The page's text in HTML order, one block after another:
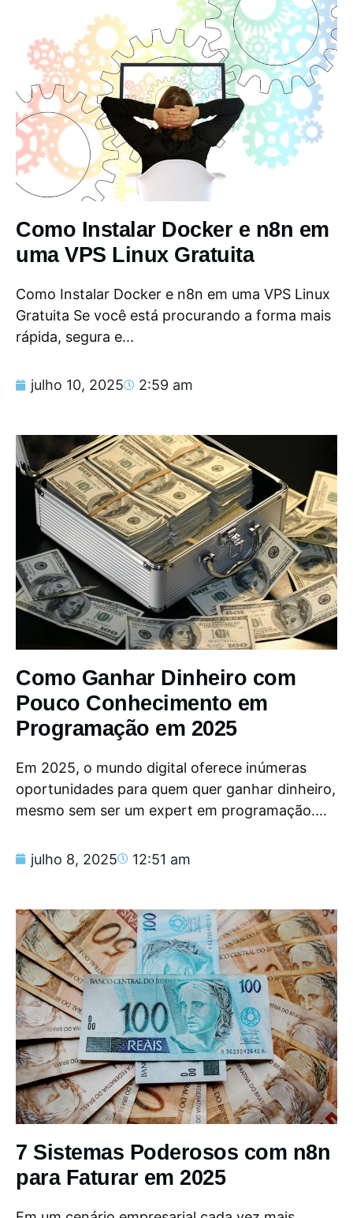
Como Instalar Docker e n8n em
uma VPS Linux Gratuita
Como Instalar Docker e n8n em uma VPS Linux
Gratuita Se você está procurando a forma mais
rápida, segura e...
julho 10, 2025 2:59 am
Como Ganhar Dinheiro com
Pouco Conhecimento em
Programação em 2025
Em 2025, o mundo digital oferece inúmeras
oportunidades para quem quer ganhar dinheiro,
mesmo sem ser um expert em programação....
julho 8, 2025 12:51 am
7 Sistemas Poderosos com n8n
para Faturar em 2025